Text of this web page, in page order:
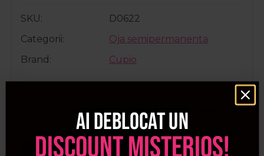
SKU
D0622
Categorii
Oja semipermanenta
Brand
Cupio
Cumparate frecvent impreuna:
Ai deblocat un
discount misterios!